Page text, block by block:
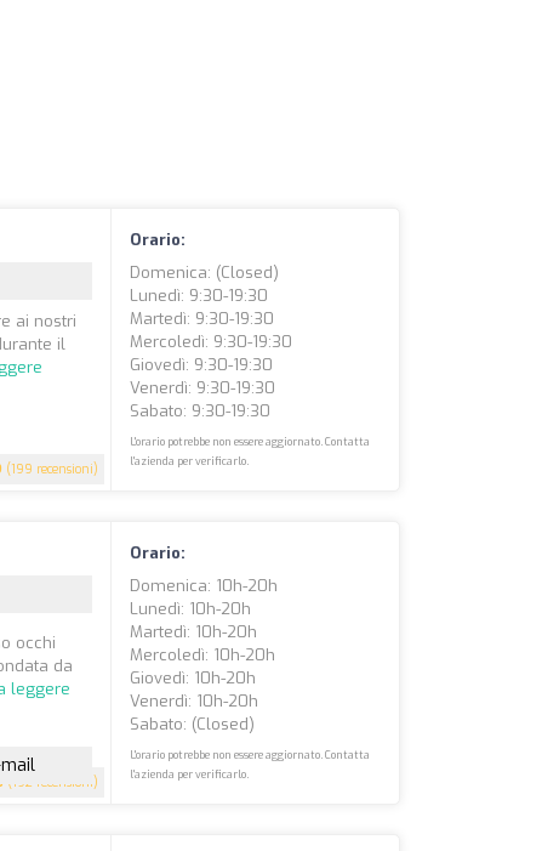
(199 recensioni)
ai nostri
il
Orario:
Domenica: (closed)
Lunedì: 9:30-19:30
Martedì: 9:30-19:30
Mercoledì: 9:30-19:30
Giovedì: 9:30-19:30
Venerdì: 9:30-19:30
Sabato: 9:30-19:30
L'orario potrebbe non essere aggiornato. Contatta
l'azienda per verificarlo.
(192 recensioni)
occhi
da
leggere
Orario:
Domenica: 10h-20h
Lunedì: 10h-20h
Martedì: 10h-20h
Mercoledì: 10h-20h
Giovedì: 10h-20h
Venerdì: 10h-20h
Sabato: (closed)
L'orario potrebbe non essere aggiornato. Contatta
l'azienda per verificarlo.